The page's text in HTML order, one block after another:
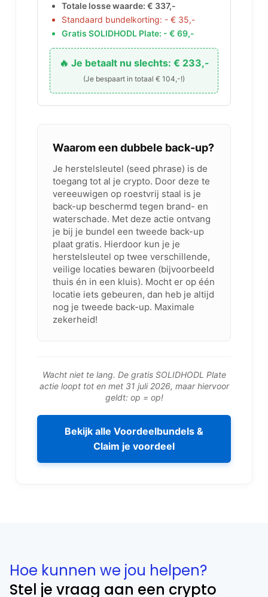
Totale losse waarde: € 337,-
Standaard bundelkorting: - € 35,-
Gratis SOLIDHODL Plate: - € 69,-
🔥 Je betaalt nu slechts: € 233,-
(Je bespaart in totaal € 104,-!)
Waarom een dubbele back-up?
Je herstelsleutel (seed phrase) is de
toegang tot al je crypto. Door deze te
vereeuwigen op roestvrij staal is je
back-up beschermd tegen brand- en
waterschade. Met deze actie ontvang
je bij je bundel een tweede back-up
plaat gratis. Hierdoor kun je je
herstelsleutel op twee verschillende,
veilige locaties bewaren (bijvoorbeeld
thuis én in een kluis). Mocht er op één
locatie iets gebeuren, dan heb je altijd
nog je tweede back-up. Maximale
zekerheid!
Wacht niet te lang. De gratis SOLIDHODL Plate
actie loopt tot en met 31 juli 2026, maar hiervoor
geldt: op = op!
Bekijk alle Voordeelbundels &
Claim je voordeel
Hoe kunnen we jou helpen?
Stel je vraag aan een crypto